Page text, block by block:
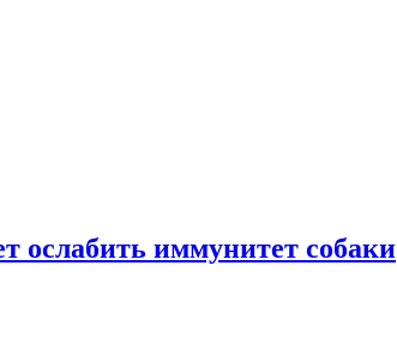
ослабить иммунитет собаки